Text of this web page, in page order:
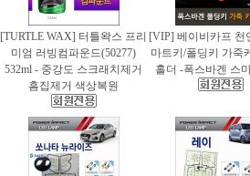
[TURTLE WAX] 터틀왁스 프리
미엄 러빙컴파운드(50277)
532ml - 중강도 스크래치제거
흠집제거 색상복원
[VIP] 베이비카프 천
마트키/폴딩키 가죽
홀더 -폭스바겐 스